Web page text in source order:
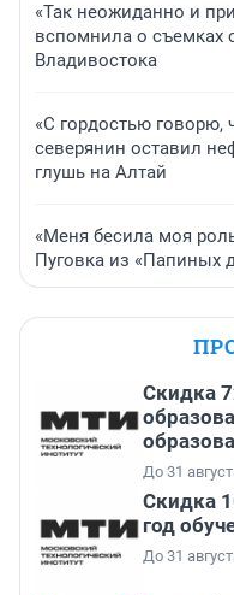
«Так неожиданно и
вспомнила о съемках
Владивостока
«С гордостью говорю,
северянин оставил
глушь на Алтай
«Меня бесила моя
Пуговка из «Папиных
Скидка
До 31
Скидка
год
До 31